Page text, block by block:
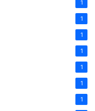
1
1
1
1
1
1
1